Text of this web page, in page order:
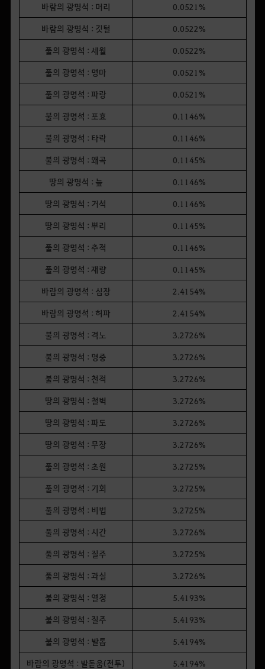
바람의 광명석 : 머리 0.0521%
바람의 광명석 : 깃털 0.0522%
풀의 광명석 : 세월 0.0522%
풀의 광명석 : 명마 0.0521%
풀의 광명석 : 파랑 0.0521%
불의 광명석 : 포효 0.1146%
불의 광명석 : 타락 0.1146%
불의 광명석 : 왜곡 0.1145%
땅의 광명석 : 늪 0.1146%
땅의 광명석 : 거석 0.1146%
땅의 광명석 : 뿌리 0.1145%
풀의 광명석 : 추적 0.1146%
풀의 광명석 : 재량 0.1145%
바람의 광명석 : 심장 2.4154%
바람의 광명석 : 허파 2.4154%
불의 광명석 : 격노 3.2726%
불의 광명석 : 명중 3.2726%
불의 광명석 : 천적 3.2726%
땅의 광명석 : 철벽 3.2726%
땅의 광명석 : 파도 3.2726%
땅의 광명석 : 무장 3.2726%
풀의 광명석 : 초원 3.2725%
풀의 광명석 : 기회 3.2725%
풀의 광명석 : 비법 3.2725%
풀의 광명석 : 시간 3.2726%
풀의 광명석 : 질주 3.2725%
풀의 광명석 : 과실 3.2726%
불의 광명석 : 열정 5.4193%
불의 광명석 : 질주 5.4193%
불의 광명석 : 발톱 5.4194%
바람의 광명석 : 발돋움(전투) 5.4194%